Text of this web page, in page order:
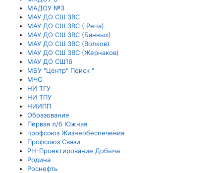
МАДОУ №3
МАУ ДО СШ ЗВС
МАУ ДО СШ ЗВС ( Репа)
МАУ ДО СШ ЗВС (Банных)
МАУ ДО СШ ЗВС (Волков)
МАУ ДО СШ ЗВС (Жернаков)
МАУ ДО СШ16
МБУ "Центр" Поиск "
МЧС
НИ ТГУ
НИ ТПУ
НИИПП
Образование
Первая л/б Южная
профсоюз Жизнеобеспечения
Профсоюз Связи
РН-Проектирование Добыча
Родина
Роснефть